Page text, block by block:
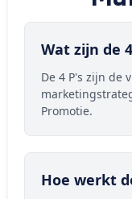
Wat zijn de
De 4 P's zijn de
Promotie.
Hoe werkt